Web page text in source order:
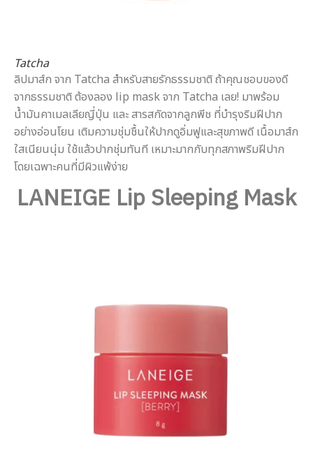
Tatcha
ลิปมาส์ก จาก Tatcha สำหรับสายรักธรรมชาติ ถ้าคุณชอบของดี
จากธรรมชาติ ต้องลอง lip mask จาก Tatcha เลย! มาพร้อม
น้ำมันคาเมลเลียญี่ปุ่น และ สารสกัดจากลูกพีช ที่บำรุงริมฝีปาก
อย่างอ่อนโยน เติมความชุ่มชื้นให้ปากดูอิ่มฟูและสุขภาพดี เนื้อมาส์ก
ใสเนียนนุ่ม ใช้แล้วปากชุ่มทันที เหมาะมากกับทุกสภาพริมฝีปาก
โดยเฉพาะคนที่มีผิวแพ้ง่าย
LANEIGE Lip Sleeping Mask